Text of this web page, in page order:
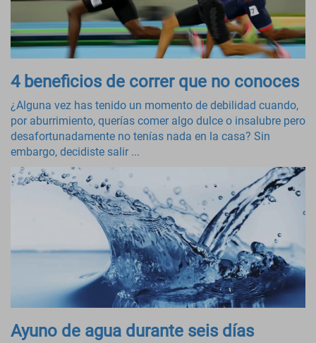
4 beneficios de correr que no conoces
¿Alguna vez has tenido un momento de debilidad cuando,
por aburrimiento, querías comer algo dulce o insalubre pero
desafortunadamente no tenías nada en la casa? Sin
embargo, decidiste salir ...
Ayuno de agua durante seis días